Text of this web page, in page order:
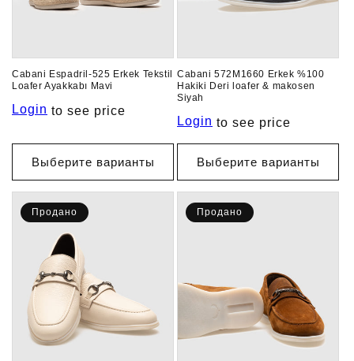
Cabani Espadril-525 Erkek Tekstil
Loafer Ayakkabı Mavi
Login to see price
Выберите варианты
Cabani 572M1660 Erkek %100
Hakiki Deri loafer & makosen
Siyah
Login to see price
Выберите варианты
Продано Продано